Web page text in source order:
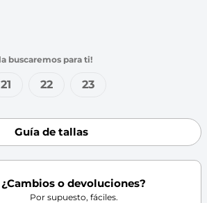
21 22 23
Guía de tallas
¿Cambios o devoluciones?
Por supuesto, fáciles.